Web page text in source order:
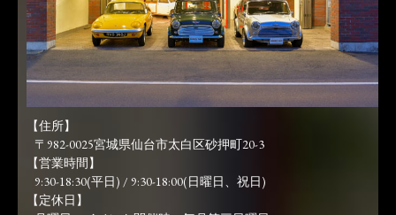
【住所】
〒982-0025宮城県仙台市太白区砂押町20-3
【営業時間】
9:30-18:30(平日) / 9:30-18:00(日曜日、祝日)
【定休日】